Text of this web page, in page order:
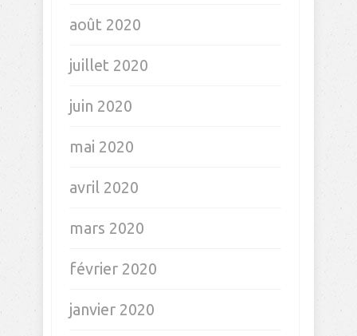
août 2020
juillet 2020
juin 2020
mai 2020
avril 2020
mars 2020
février 2020
janvier 2020